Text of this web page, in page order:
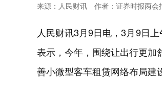
来源：人民财讯 作者：证券时报两会
人民财讯3月9日电，3月9日
表示，今年，围绕让出行更
善小微型客车租赁网络布局建